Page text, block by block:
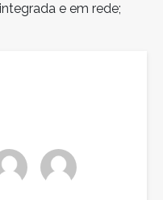
e em rede;